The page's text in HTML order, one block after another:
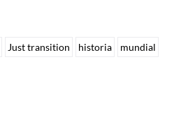
Just transition historia
mundial